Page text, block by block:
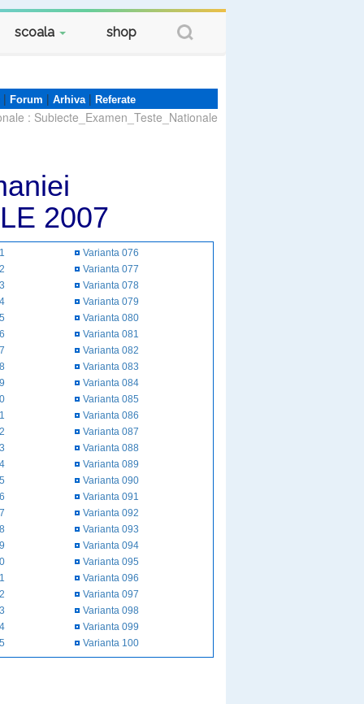
scoala shop
| Forum | Arhiva| Referate
: Subiecte_Examen_Teste_Nationale
2007
Varianta 076
Varianta 077
Varianta 078
Varianta 079
Varianta 080
Varianta 081
Varianta 082
Varianta 083
Varianta 084
Varianta 085
Varianta 086
Varianta 087
Varianta 088
Varianta 089
Varianta 090
Varianta 091
Varianta 092
Varianta 093
Varianta 094
Varianta 095
Varianta 096
Varianta 097
Varianta 098
Varianta 099
Varianta 100